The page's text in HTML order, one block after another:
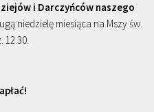
i Darczyńców naszego
niedzielę miesiąca na Mszy św.
12.30.